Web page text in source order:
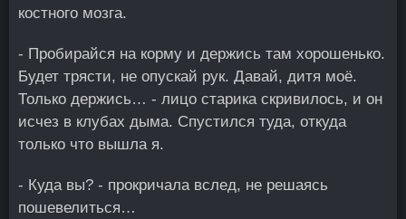
костного мозга.
- Пробирайся на корму и держись там хорошенько.
Будет трясти, не опускай рук. Давай, дитя моё.
Только держись… - лицо старика скривилось, и он
исчез в клубах дыма. Спустился туда, откуда
только что вышла я.
- Куда вы? - прокричала вслед, не решаясь
пошевелиться…